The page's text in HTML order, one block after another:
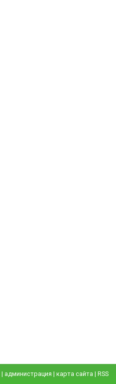
| администрация | карта сайта | RSS